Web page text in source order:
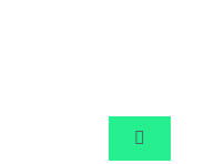
Toggle